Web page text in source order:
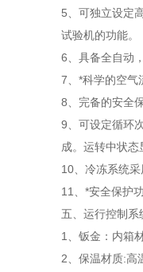
5、可独立设定
试验机的功能。
6、具备全自动
7、*科学的空气
8、完备的安全
9、可设定循环
成。运转中状
10、冷冻系统
11、*安全保护
五、运行控制系
1、钣金：内箱
2、保温材质:高